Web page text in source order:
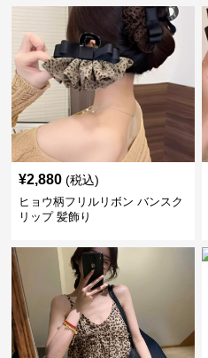
¥2,880 (税込)
ヒョウ柄フリルリボン バンスク
リップ 髪飾り